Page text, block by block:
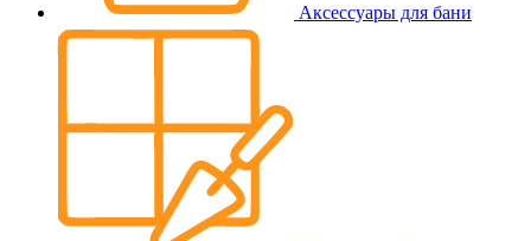
Аксессуары для бани